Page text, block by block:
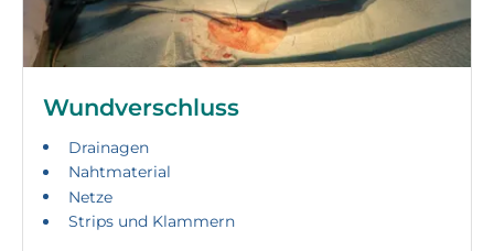
Wundverschluss
Drainagen
Nahtmaterial
Netze
Strips und Klammern